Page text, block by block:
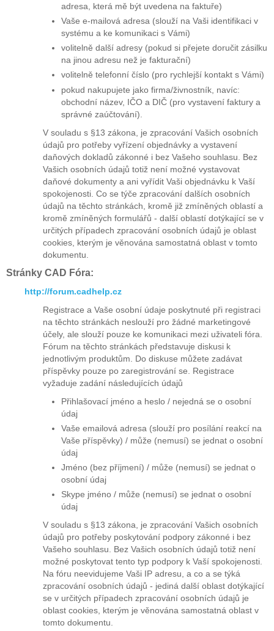
adresa, která mě být uvedena na faktuře)
Vaše e-mailová adresa (slouží na Vaši identifikaci v
systému a ke komunikaci s Vámi)
volitelně další adresy (pokud si přejete doručit zásilku
na jinou adresu než je fakturační)
volitelně telefonní číslo (pro rychlejší kontakt s Vámi)
pokud nakupujete jako firma/živnostník, navíc:
obchodní název, IČO a DIČ (pro vystavení faktury a
správné zaúčtování).
V souladu s §13 zákona, je zpracování Vašich osobních
údajů pro potřeby vyřízení objednávky a vystavení
daňových dokladů zákonné i bez Vašeho souhlasu. Bez
Vašich osobních údajů totiž není možné vystavovat
daňové dokumenty a ani vyřídit Vaši objednávku k Vaší
spokojenosti. Co se týče zpracování dalších osobních
údajů na těchto stránkách, kromě již zmíněných oblastí a
kromě zmíněných formulářů - další oblastí dotýkající se v
určitých případech zpracování osobních údajů je oblast
cookies, kterým je věnována samostatná oblast v tomto
dokumentu.
Stránky CAD Fóra:
http://forum.cadhelp.cz
Registrace a Vaše osobní údaje poskytnuté při registraci
na těchto stránkách neslouží pro žádné marketingové
účely, ale slouží pouze ke komunikaci mezi uživateli fóra.
Fórum na těchto stránkách představuje diskusi k
jednotlivým produktům. Do diskuse můžete zadávat
příspěvky pouze po zaregistrování se. Registrace
vyžaduje zadání následujících údajů
Přihlašovací jméno a heslo / nejedná se o osobní
údaj
Vaše emailová adresa (slouží pro posílání reakcí na
Vaše příspěvky) / může (nemusí) se jednat o osobní
údaj
Jméno (bez příjmení) / může (nemusí) se jednat o
osobní údaj
Skype jméno / může (nemusí) se jednat o osobní
údaj
V souladu s §13 zákona, je zpracování Vašich osobních
údajů pro potřeby poskytování podpory zákonné i bez
Vašeho souhlasu. Bez Vašich osobních údajů totiž není
možné poskytovat tento typ podpory k Vaší spokojenosti.
Na fóru neevidujeme Vaši IP adresu, a co a se týká
zpracování osobních údajů - jediná další oblast dotýkající
se v určitých případech zpracování osobních údajů je
oblast cookies, kterým je věnována samostatná oblast v
tomto dokumentu.